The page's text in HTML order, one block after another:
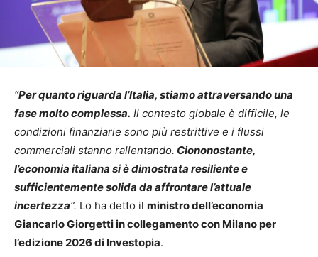
“Per quanto riguarda l’Italia, stiamo attraversando una
fase molto complessa. Il contesto globale è difficile, le
condizioni finanziarie sono più restrittive e i flussi
commerciali stanno rallentando. Ciononostante,
l’economia italiana si è dimostrata resiliente e
sufficientemente solida da affrontare l’attuale
incertezza“. Lo ha detto il ministro dell’economia
Giancarlo Giorgetti in collegamento con Milano per
l’edizione 2026 di Investopia.